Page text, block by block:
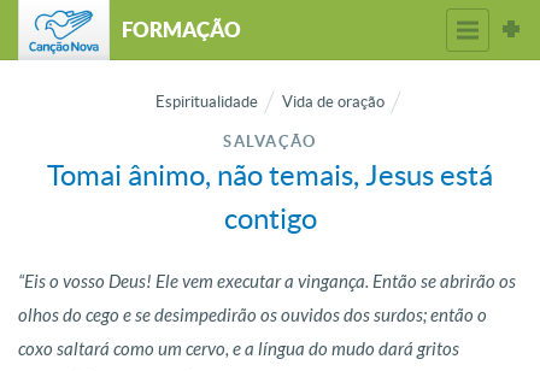
FORMAÇÃO
Espiritualidade Vida de oração
SALVAÇÃO
Tomai ânimo, não temais, Jesus está
contigo
“Eis o vosso Deus! Ele vem executar a vingança. Então se abrirão os
olhos do cego e se desimpedirão os ouvidos dos surdos; então o
coxo saltará como um cervo, e a língua do mudo dará gritos